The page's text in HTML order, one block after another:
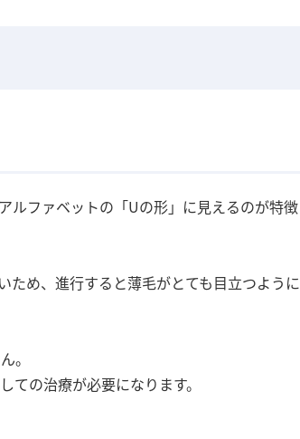
ルファベットの「Uの形」に見えるのが特徴
ため、進行すると薄毛がとても目立つように
。
の治療が必要になります。